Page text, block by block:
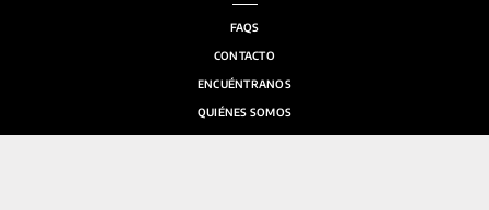
FAQS
CONTACTO
ENCUÉNTRANOS
QUIÉNES SOMOS